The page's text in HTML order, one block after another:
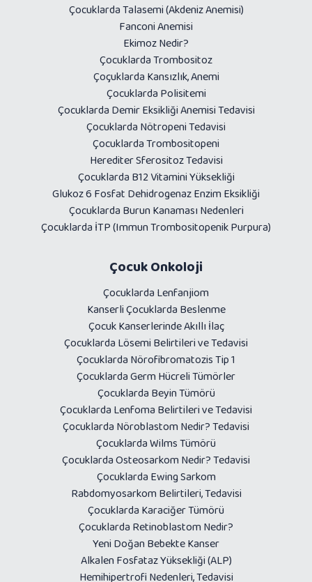
Çocuklarda Talasemi (Akdeniz Anemisi)
Fanconi Anemisi
Ekimoz Nedir?
Çocuklarda Trombositoz
Çoçuklarda Kansızlık, Anemi
Çocuklarda Polisitemi
Çocuklarda Demir Eksikliği Anemisi Tedavisi
Çocuklarda Nötropeni Tedavisi
Çocuklarda Trombositopeni
Herediter Sferositoz Tedavisi
Çocuklarda B12 Vitamini Yüksekliği
Glukoz 6 Fosfat Dehidrogenaz Enzim Eksikliği
Çocuklarda Burun Kanaması Nedenleri
Çocuklarda İTP (Immun Trombositopenik Purpura)
Çocuk Onkoloji
Çocuklarda Lenfanjiom
Kanserli Çocuklarda Beslenme
Çocuk Kanserlerinde Akıllı İlaç
Çocuklarda Lösemi Belirtileri ve Tedavisi
Çocuklarda Nörofibromatozis Tip 1
Çocuklarda Germ Hücreli Tümörler
Çocuklarda Beyin Tümörü
Çocuklarda Lenfoma Belirtileri ve Tedavisi
Çocuklarda Nöroblastom Nedir? Tedavisi
Çocuklarda Wilms Tümörü
Çocuklarda Osteosarkom Nedir? Tedavisi
Çocuklarda Ewing Sarkom
Rabdomyosarkom Belirtileri, Tedavisi
Çocuklarda Karaciğer Tümörü
Çocuklarda Retinoblastom Nedir?
Yeni Doğan Bebekte Kanser
Alkalen Fosfataz Yüksekliği (ALP)
Hemihipertrofi Nedenleri, Tedavisi